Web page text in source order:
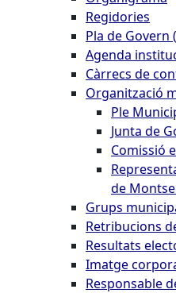
Regidories
Pla de Govern
Agenda
Càrrecs de
Organització
Ple
Junta de
Comissió
de
Grups
Retribucions
Resultats
Imatge
Responsable